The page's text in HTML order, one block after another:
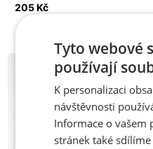
205 Kč
Tyto webové
používají
K personalizaci
návštěvnosti
Informace o vašem
stránek také